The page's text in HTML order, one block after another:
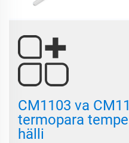
CM1103 va
termopara
hälli